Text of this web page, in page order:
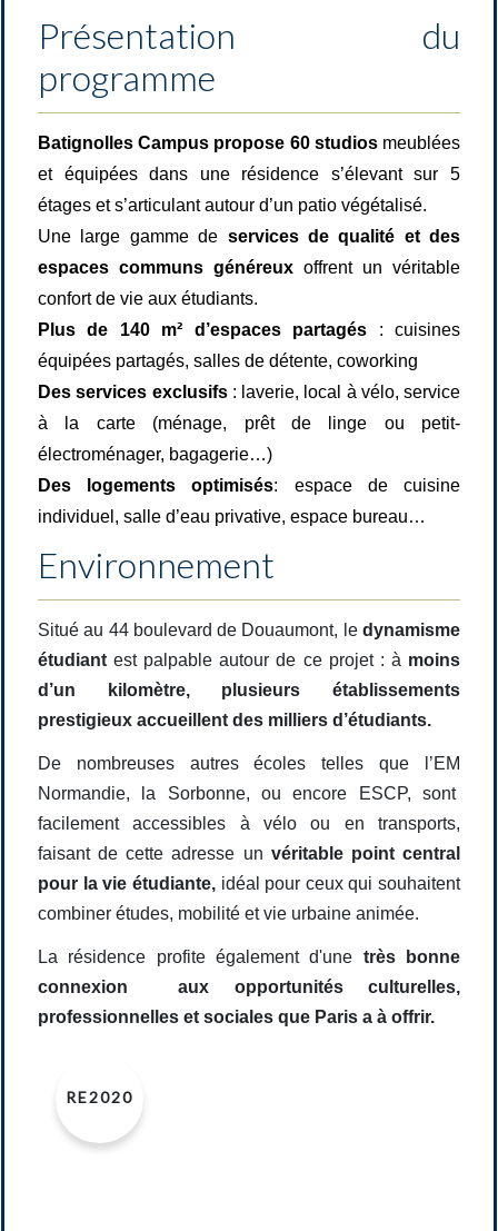
Présentation du
programme
Batignolles Campus propose 60 studiosmeublées
et équipéesdans une résidence s’élevant sur 5
étages et s’articulant autour d’un patio végétalisé.
Une large gamme de services de qualité et des
espaces communs généreux offrent un véritable
confort de vie aux étudiants.
Plus de 140 m² d’espaces partagés :cuisines
équipées partagés, salles de détente, coworking
Des services exclusifs : laverie, local à vélo, service
à la carte (ménage, prêt de linge ou petit-
électroménager, bagagerie…)
Des logements optimisés: espace de cuisine
individuel, salle d’eau privative, espace bureau…
Environnement
Situé au 44 boulevard de Douaumont, le dynamisme
étudiant est palpable autour de ce projet : à moins
d’un kilomètre, plusieurs établissements
prestigieux accueillent des milliers d’étudiants.
De nombreuses autres écoles telles que l’EM
Normandie, la Sorbonne, ou encore ESCP, sont
facilement accessibles à vélo ou en transports,
faisant de cette adresse un véritable point central
pour la vie étudiante,idéal pour ceux qui souhaitent
combiner études, mobilité et vie urbaine animée.
La résidence profite également d'une très bonne
connexion aux opportunités culturelles,
professionnelles et sociales que Paris a à offrir.
RE2020